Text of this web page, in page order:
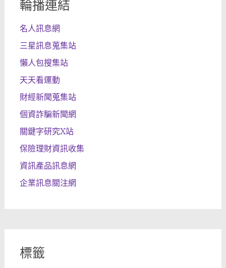
輪播連結
名人訊息網
三星訊息蒐集站
懶人包搜集站
天天看運動
財經新聞蒐集站
個資詐騙新聞網
關鍵字研究X站
保險理財資訊收集
資訊產品訊息網
企業訊息關注網
標籤